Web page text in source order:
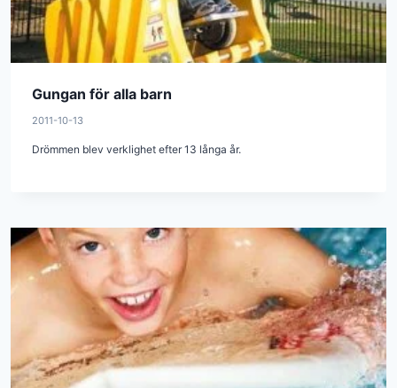
Gungan för alla barn
2011-10-13
Drömmen blev verklighet efter 13 långa år.